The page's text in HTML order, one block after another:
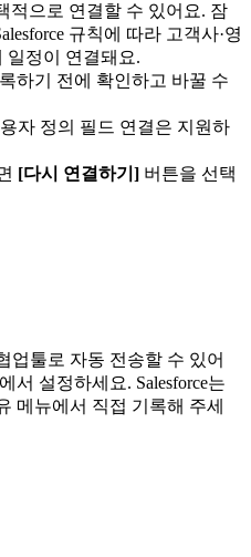
적으로 연결할 수 있어요. 잠
규칙에 따라 고객사·영
일정이 연결돼요.
하기 전에 확인하고 바꿀 수
자 정의 필드 연결은 지원하
[다시 연결하기] 버튼을 선택
업툴로 자동 전송할 수 있어
에서 설정하세요. Salesforce는
메뉴에서 직접 기록해 주세